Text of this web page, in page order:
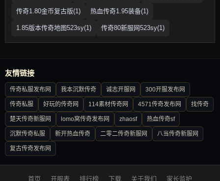
传奇1.80金币复古版(1) 热血传奇1.95装备(1)
1.85版本传奇地图523sy(1) 传奇80新服网523sy(1)
友情链接
传奇私服发布网 我本沉默传奇 诚志开服网 300开服发布网
传奇私服 好玩的传奇网 114素材传奇网 4571传奇发布网 找传奇
楚天传奇新服网 lomo窝传奇发布网 zhaosf 热血传奇sf
沉默传奇私服 新开热血传奇 二零二传奇新服网 八当传奇新服网
复古传奇发布网
首页 开服表 排行榜 下载 关于我们 家长监护